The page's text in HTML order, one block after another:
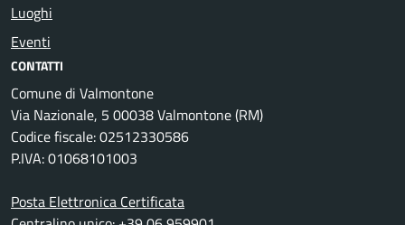
Luoghi
Eventi
CONTATTI
Comune di Valmontone
Via Nazionale, 5 00038 Valmontone (RM)
Codice fiscale: 02512330586
P.IVA: 01068101003
Posta Elettronica Certificata